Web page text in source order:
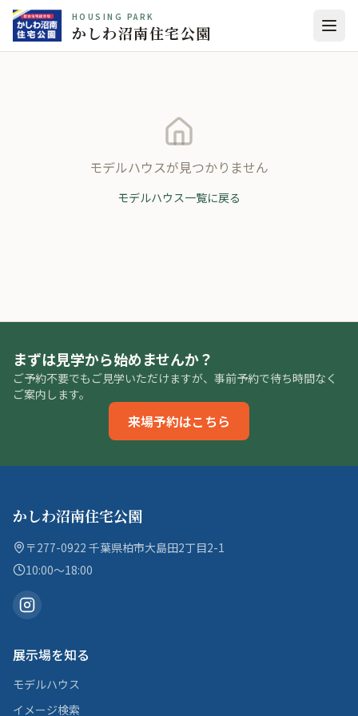
HOUSING PARK
かしわ沼南住宅公園
モデルハウスが見つかりません
モデルハウス一覧に戻る
まずは見学から始めませんか？
ご予約不要でもご見学いただけますが、事前予約で待ち時間なく
ご案内します。
来場予約はこちら
かしわ沼南住宅公園
〒277-0922 千葉県柏市大島田2丁目2-1
10:00〜18:00
展示場を知る
モデルハウス
イメージ検索